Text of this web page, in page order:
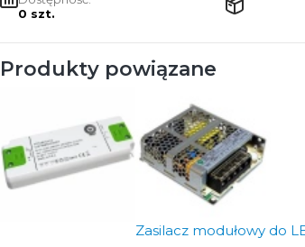
0 szt.
Produkty powiązane
Zasilacz modułowy do